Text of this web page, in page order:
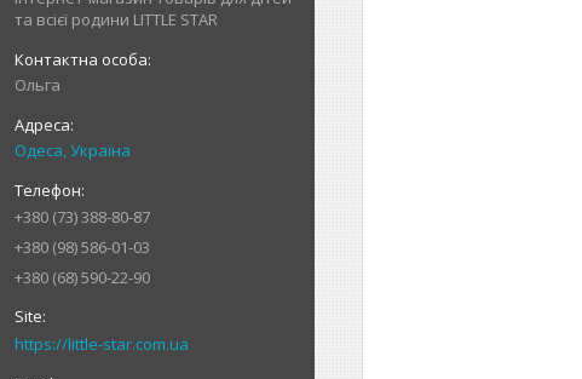
та всієї родини LITTLE STAR
Ольга
Одеса, Україна
+380 (73) 388-80-87
+380 (98) 586-01-03
+380 (68) 590-22-90
https://little-star.com.ua